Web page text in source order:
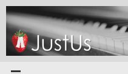
Ga
naar
inhoud